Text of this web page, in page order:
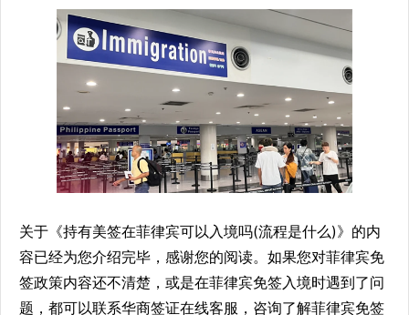
关于《持有美签在菲律宾可以入境吗(流程是什么)》的内
容已经为您介绍完毕，感谢您的阅读。如果您对菲律宾免
签政策内容还不清楚，或是在菲律宾免签入境时遇到了问
题，都可以联系华商签证在线客服，咨询了解菲律宾免签